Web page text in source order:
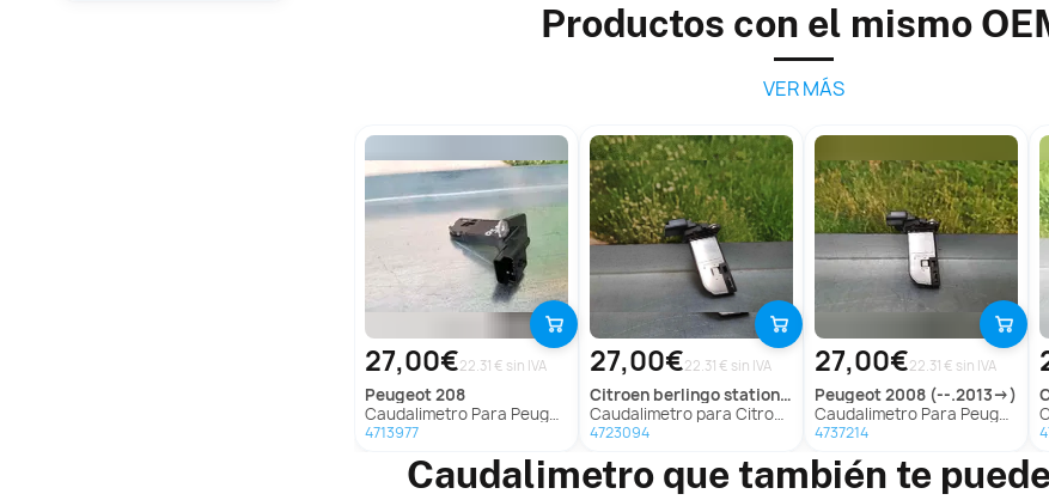
Productos con el mismo
VER MÁS
27,00€22.31 € sin IVA
peugeot208
Caudalimetro Para Peugeot 208
4713977
27,00€22.31 € sin IVA
citroen berlingo station wagon
Caudalimetro para Citroën Berlingo Station Wagon
4723094
27,00€22.31 € sin IVA
peugeot2008 (--.2013->)
Caudalimetro Para Peugeot 2008
4737214
Caudalimetro que también te